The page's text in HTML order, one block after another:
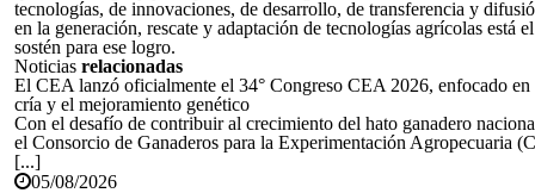
tecnologías, de innovaciones, de desarrollo, de transferencia y
en la generación, rescate y adaptación de tecnologías agrícolas está el
sostén para ese logro.
Noticias relacionadas
El CEA lanzó oficialmente el 34° Congreso CEA 2026, enfocado en
cría y el mejoramiento genético
Con el desafío de contribuir al crecimiento del hato ganadero
el Consorcio de Ganaderos para la Experimentación Agropecuaria
[...]
05/08/2026